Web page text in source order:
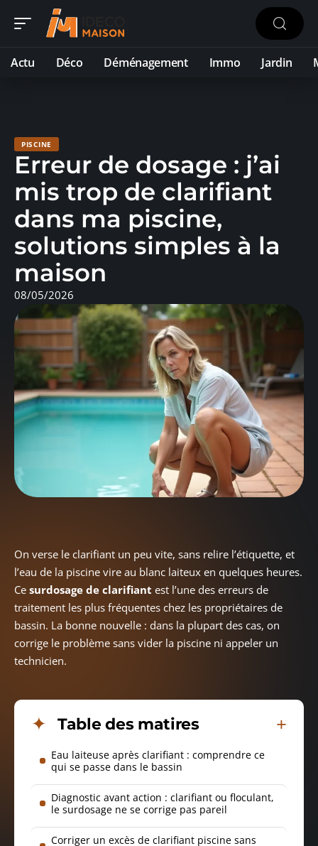
Actu Déco Déménagement Immo Jardin
PISCINE
Erreur de dosage : j’ai
mis trop de clarifiant
dans ma piscine,
solutions simples à la
maison
08/05/2026
On verse le clarifiant un peu vite, sans relire l’étiquette, et
l’eau de la piscine vire au blanc laiteux en quelques heures.
Ce surdosage de clarifiant est l’une des erreurs de
traitement les plus fréquentes chez les propriétaires de
bassin. La bonne nouvelle : dans la plupart des cas, on
corrige le problème sans vider la piscine ni appeler un
technicien.
Table des matires
Eau laiteuse après clarifiant : comprendre ce
qui se passe dans le bassin
Diagnostic avant action : clarifiant ou floculant,
le surdosage ne se corrige pas pareil
Corriger un excès de clarifiant piscine sans